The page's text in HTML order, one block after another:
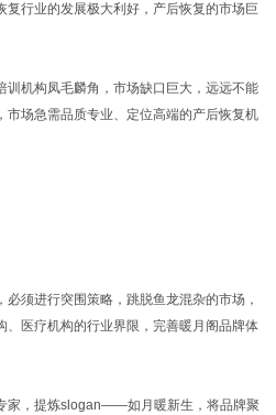
复行业的发展极大利好，产后恢复的市场巨
训机构凤毛麟角，市场缺口巨大，远远不能
市场急需品质专业、定位高端的产后恢复机
须进行突围策略，跳脱鱼龙混杂的市场，
、医疗机构的行业界限，完善暖月阁品牌体
家，提炼slogan——如月暖新生，将品牌聚